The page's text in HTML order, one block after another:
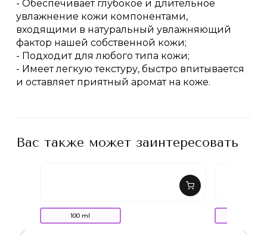
- Обеспечивает глубокое и длительное
увлажнение кожи компонентами,
входящими в натуральный увлажняющий
фактор нашей собственной кожи;
- Подходит для любого типа кожи;
- Имеет легкую текстуру, быстро впитывается
и оставляет приятный аромат на коже.
Вас также может заинтересовать
100 ml